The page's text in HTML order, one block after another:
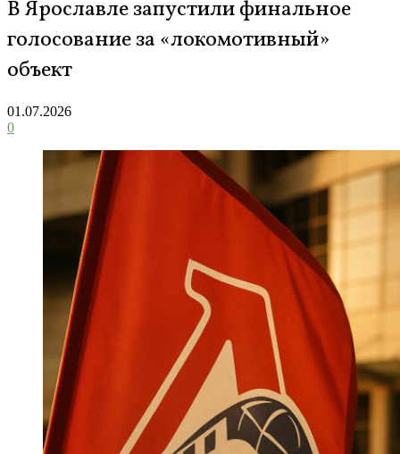
В Ярославле запустили финальное
голосование за «локомотивный»
объект
01.07.2026
0